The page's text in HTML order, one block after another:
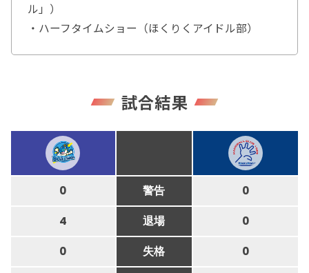
ル」）
・ハーフタイムショー（ほくりくアイドル部）
試合結果
0 警告 0
4 退場 0
0 失格 0